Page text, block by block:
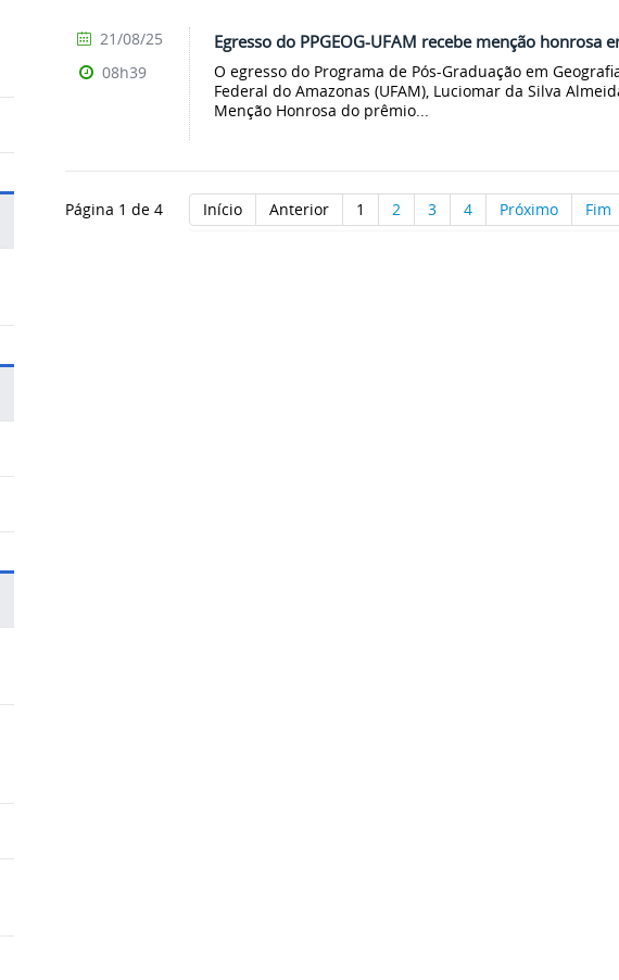
Egresso do PPGEOG-UFAM recebe menção honrosa
O egresso do Programa de Pós-Graduação em
Federal do Amazonas (UFAM), Luciomar da Silva
Menção Honrosa do prêmio...
21/08/25
08h39
Página 1 de 4 Início Anterior 1 2 3 4 Próximo Fim